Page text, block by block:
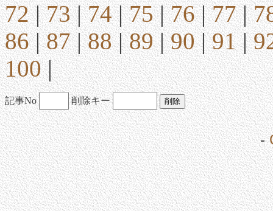
72|73|74|75|76|77|
86|87|88|89|90|91|
100|
記事No 削除キー
-